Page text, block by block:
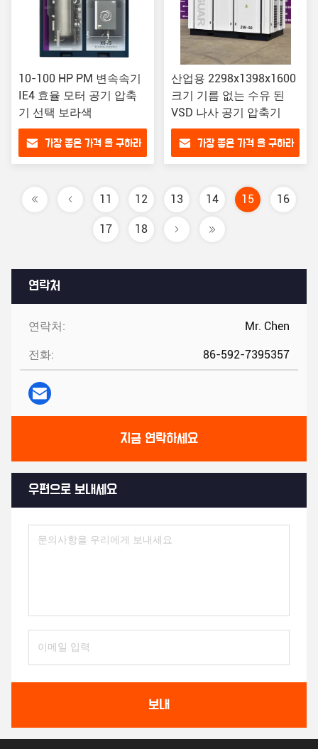
연락처
연락처: Mr. Chen
전화: 86-592-7395357
지금 연락하세요
우편으로 보내세요
보내
10-100 HP PM 변속속기
IE4 효율 모터 공기 압축
기 선택 보라색
가장 좋은 가격 을 구하라
산업용 2298x1398x1600
크기 기름 없는 수유 된
VSD 나사 공기 압축기
가장 좋은 가격 을 구하라
11 12 13 14 15 16
17 18